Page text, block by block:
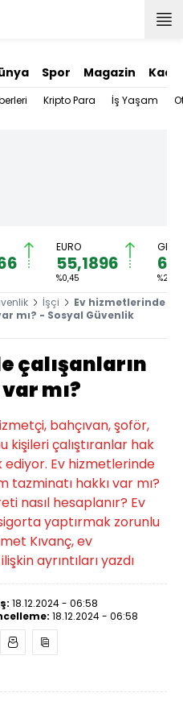
Spor Magazin
Kripto Para İş Yaşam
EURO
55,1896
%0,45 %2,59
İşçi
Ev hizmetlerinde
mı? - Sosyal Güvenlik
çalışanların
mı?
bahçıvan, şoför,
kişileri çalıştıranlar hak
ediyor. Ev hizmetlerinde
tazminatı hakkı var mı?
nasıl hesaplanır? Ev
yaptırmak zorunlu
Kıvanç, ev
ayrıntıları yazdı
18.12.2024 - 06:58
18.12.2024 - 06:58